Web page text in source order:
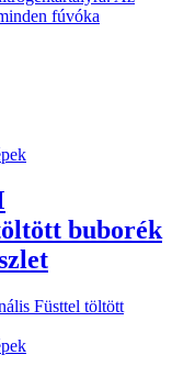
fúvóka
buborék